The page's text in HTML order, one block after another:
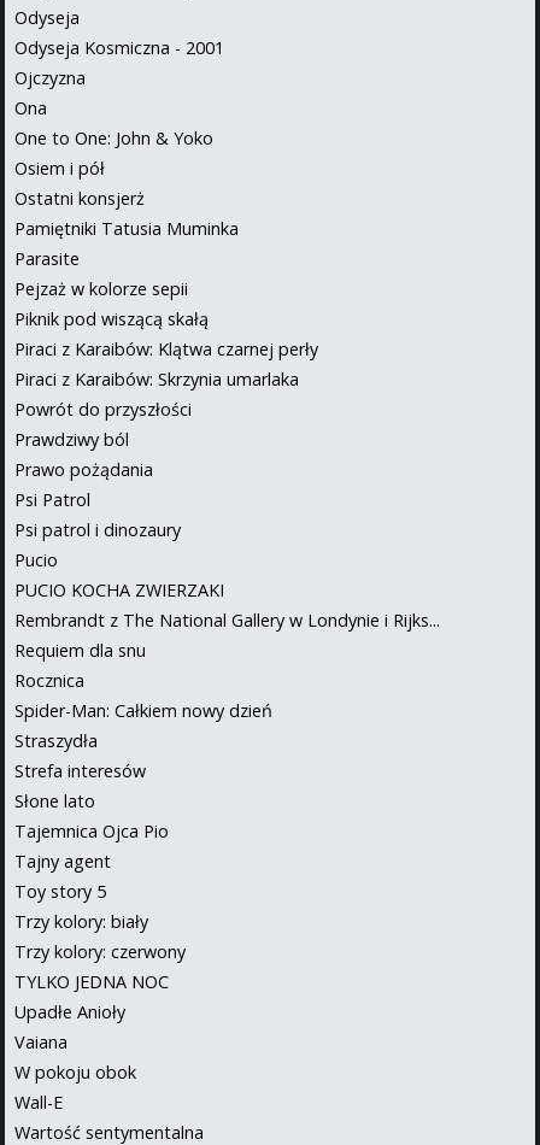
Odyseja
Odyseja Kosmiczna - 2001
Ojczyzna
Ona
One to One: John & Yoko
Osiem i pół
Ostatni konsjerż
Pamiętniki Tatusia Muminka
Parasite
Pejzaż w kolorze sepii
Piknik pod wiszącą skałą
Piraci z Karaibów: Klątwa czarnej perły
Piraci z Karaibów: Skrzynia umarlaka
Powrót do przyszłości
Prawdziwy ból
Prawo pożądania
Psi Patrol
Psi patrol i dinozaury
Pucio
PUCIO KOCHA ZWIERZAKI
Rembrandt z The National Gallery w Londynie i Rijks...
Requiem dla snu
Rocznica
Spider-Man: Całkiem nowy dzień
Straszydła
Strefa interesów
Słone lato
Tajemnica Ojca Pio
Tajny agent
Toy story 5
Trzy kolory: biały
Trzy kolory: czerwony
TYLKO JEDNA NOC
Upadłe Anioły
Vaiana
W pokoju obok
Wall-E
Wartość sentymentalna